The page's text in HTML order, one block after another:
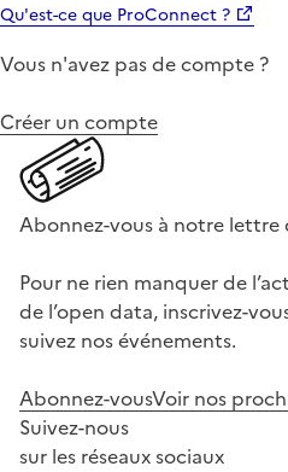
Qu'est-ce que ProConnect ?
Vous n'avez pas de compte ?
Créer un compte
Abonnez-vous à notre
Pour ne rien manquer de
de l’open data, inscrivez-
suivez nos événements.
Abonnez-vousVoir nos
Suivez-nous
sur les réseaux sociaux